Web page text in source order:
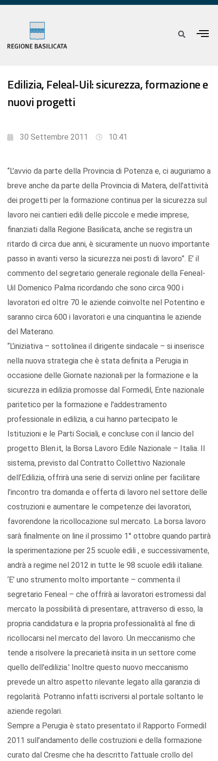
Edilizia, Feleal-Uil: sicurezza, formazione e
nuovi progetti
30 Settembre 2011 10:41
“L’avvio da parte della Provincia di Potenza e, ci auguriamo a
breve anche da parte della Provincia di Matera, dell’attività
dei progetti per la formazione continua per la sicurezza sul
lavoro nei cantieri edili delle piccole e medie imprese,
finanziati dalla Regione Basilicata, anche se registra un
ritardo di circa due anni, è sicuramente un nuovo importante
passo in avanti verso la sicurezza nei posti di lavoro”. E’ il
commento del segretario generale regionale della Feneal-
Uil Domenico Palma ricordando che sono circa 900 i
lavoratori ed oltre 70 le aziende coinvolte nel Potentino e
saranno circa 600 i lavoratori e una cinquantina le aziende
del Materano.
“L’iniziativa – sottolinea il dirigente sindacale – si inserisce
nella nuova strategia che è stata definita a Perugia in
occasione delle Giornate nazionali per la formazione e la
sicurezza in edilizia promosse dal Formedil, Ente nazionale
paritetico per la formazione e l'addestramento
professionale in edilizia, a cui hanno partecipato le
Istituzioni e le Parti Sociali, e concluse con il lancio del
progetto Blen.it, la Borsa Lavoro Edile Nazionale – Italia. Il
sistema, previsto dal Contratto Collettivo Nazionale
dell’Edilizia, offrirà una serie di servizi online per facilitare
l’incontro tra domanda e offerta di lavoro nel settore delle
costruzioni e aumentare le competenze dei lavoratori,
favorendone la ricollocazione sul mercato. La borsa lavoro
sarà finalmente on line il prossimo 1° ottobre quando partirà
la sperimentazione per 25 scuole edili , e successivamente,
andrà a regime nel 2012 in tutte le 98 scuole edili italiane.
‘E’ uno strumento molto importante – commenta il
segretario Feneal – che offrirà ai lavoratori estromessi dal
mercato la possibilità di presentare, attraverso di esso, la
propria candidatura e la propria professionalità al fine di
ricollocarsi nel mercato del lavoro. Un meccanismo che
tende a risolvere la precarietà insita in un settore come
quello dell'edilizia.' Inoltre questo nuovo meccanismo
prevede un altro aspetto rilevante legato alla garanzia di
regolarità. Potranno infatti iscriversi al portale soltanto le
aziende regolari.
Sempre a Perugia è stato presentato il Rapporto Formedil
2011 sull’andamento delle costruzioni e della formazione
curato dal Cresme che ha descritto l’attuale crollo del